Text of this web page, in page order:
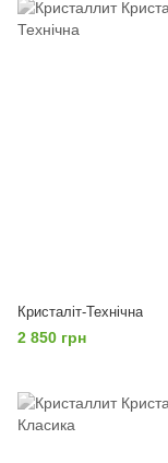
Кристаліт-Технічна
2 850 грн